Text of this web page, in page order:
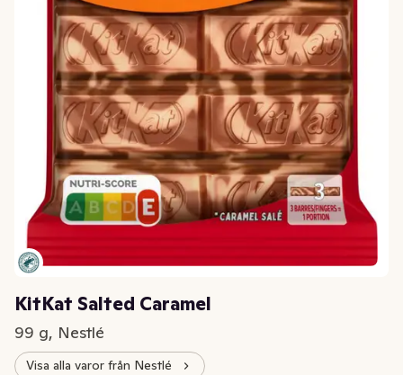
KitKat Salted Caramel
99 g, Nestlé
Visa alla varor från Nestlé